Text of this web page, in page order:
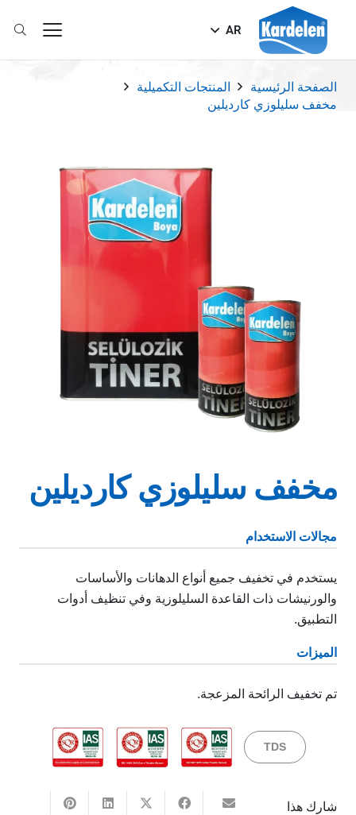
AR
الصفحة الرئيسية
المنتجات التكميلية
مخفف سليلوزي كارديلين
مخفف سليلوزي كارديلين
مجالات الاستخدام
يستخدم في تخفيف جميع أنواع الدهانات والأساسات
والورنيشات ذات القاعدة السليلوزية وفي تنظيف أدوات
التطبيق.
الميزات
تم تخفيف الرائحة المزعجة.
TDS
شارك هذا